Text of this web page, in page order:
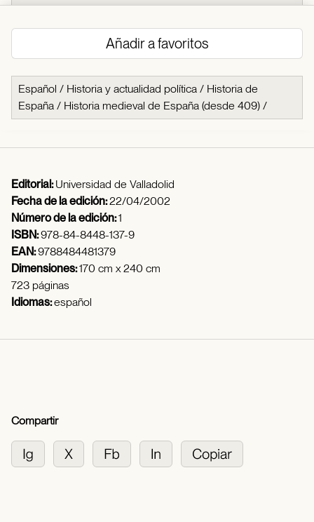
Añadir a favoritos
Español / Historia y actualidad política / Historia de
España / Historia medieval de España (desde 409) /
Editorial:Universidad de Valladolid
Fecha de la edición:22/04/2002
Número de la edición:1
ISBN:978-84-8448-137-9
EAN:9788484481379
Dimensiones:170 cm x 240 cm
723 páginas
Idiomas:español
Compartir